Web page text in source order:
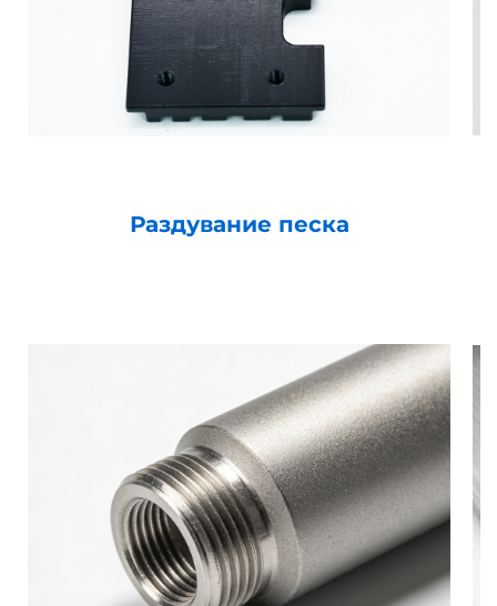
Раздувание песка